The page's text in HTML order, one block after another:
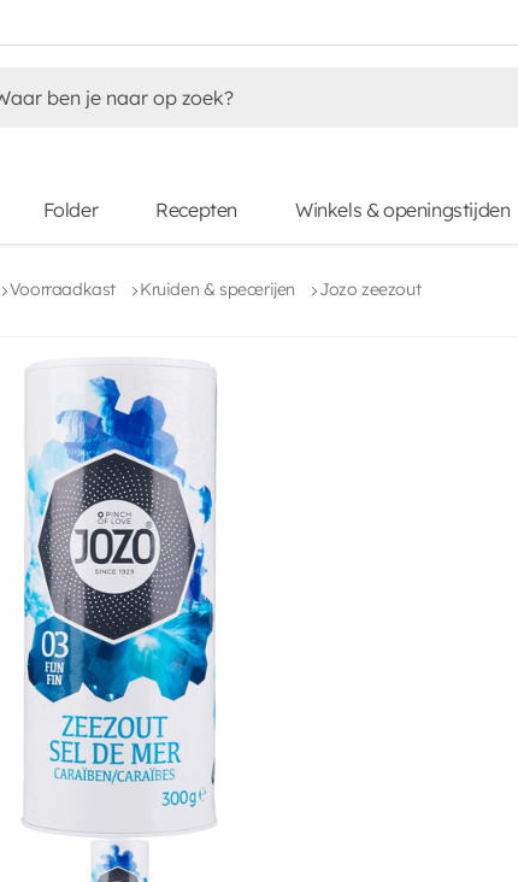
Folder Recepten Winkels & openingstijden
Voorraadkast Kruiden & specerijen Jozo zeezout